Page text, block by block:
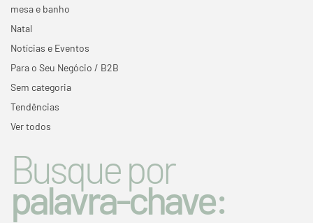
mesa e banho
Natal
Notícias e Eventos
Para o Seu Negócio / B2B
Sem categoria
Tendências
Ver todos
Busque por
palavra-chave: